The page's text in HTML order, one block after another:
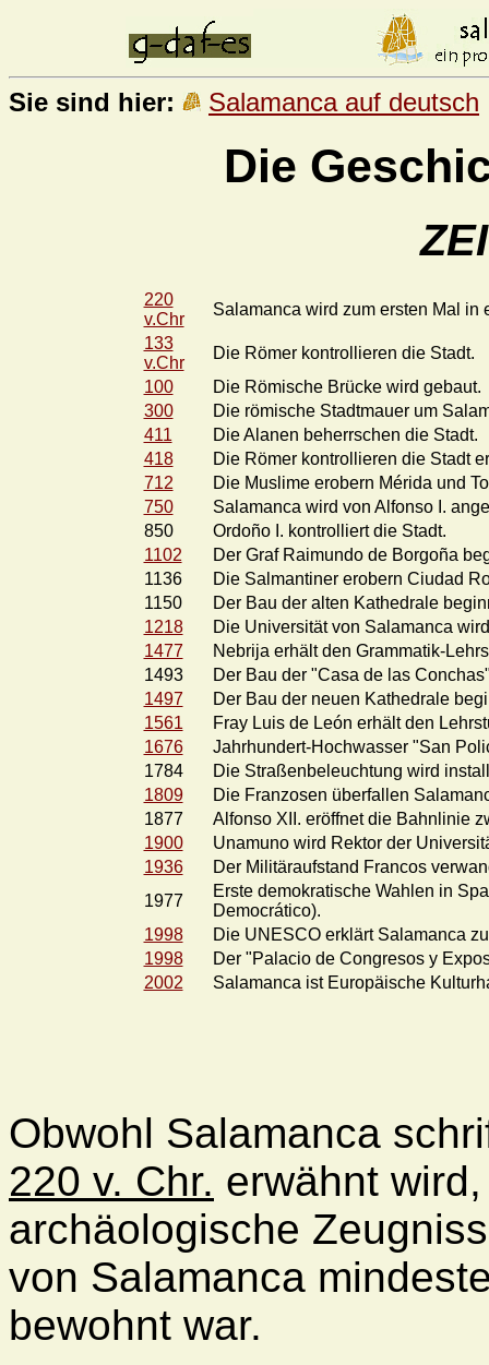
Sie sind hier: Salamanca auf deutsch
Die
220
v.Chr
Salamanca wird zum ersten Mal in
133
v.Chr
Die Römer kontrollieren die Stadt.
100
Die Römische Brücke wird gebaut.
300
Die römische Stadtmauer um
411
Die Alanen beherrschen die Stadt.
418
Die Römer kontrollieren die Stadt
712
Die Muslime erobern Mérida und
750
Salamanca wird von Alfonso I.
850
Ordoño I. kontrolliert die Stadt.
1102
Der Graf Raimundo de Borgoña
1136
Die Salmantiner erobern Ciudad
1150
Der Bau der alten Kathedrale
1218
Die Universität von Salamanca
1477
Nebrija erhält den Grammatik-
1493
Der Bau der "Casa de las
1497
Der Bau der neuen Kathedrale
1561
Fray Luis de León erhält den
1676
Jahrhundert-Hochwasser "San
1784
Die Straßenbeleuchtung wird
1809
Die Franzosen überfallen
1877
Alfonso XII. eröffnet die Bahnlinie
1900
Unamuno wird Rektor der
1936
Der Militäraufstand Francos
1977
Erste demokratische Wahlen in
Democrático).
1998
Die UNESCO erklärt Salamanca
1998
Der "Palacio de Congresos y
2002
Salamanca ist Europäische
Obwohl Salamanca
220 v. Chr. erwähnt wird,
archäologische
von Salamanca
bewohnt war.